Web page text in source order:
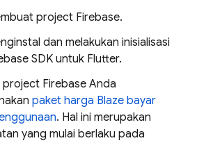
project Firebase.
dan melakukan inisialisasi
SDK untuk Flutter.
project Firebase Anda
paket harga Blaze bayar
. Hal ini merupakan
yang mulai berlaku pada